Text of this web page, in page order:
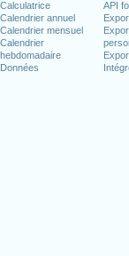
Calculatrice
Calendrier annuel
Calendrier mensuel
Calendrier
hebdomadaire
Données
API
end
2020
2020